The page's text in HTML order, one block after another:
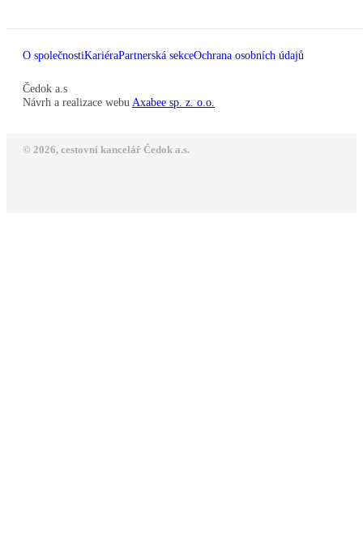
O společnostiKariéraPartnerská sekceOchrana osobních údajů
Čedok a.s
Návrh a realizace webu Axabee sp. z. o.o.
© 2026, cestovní kancelář Čedok a.s.